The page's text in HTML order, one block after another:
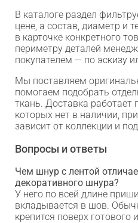
В каталоге раздел
цене, а состав, диаметр и
в карточке конкретного
периметру деталей
покупателем — по эскизу
Мы поставляем
помогаем подобрать
ткань. Доставка работает
которых нет в наличии,
зависит от коллекции и
Вопросы и ответы
Чем шнур с лентой
декоративного шнура?
У него по всей длине
вкладывается в шов.
крепится поверх готового